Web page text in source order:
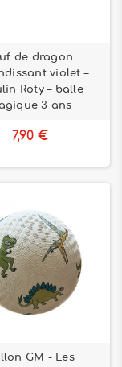
de dragon
violet –
Roty – balle
3 ans
7,90 €
GM - Les